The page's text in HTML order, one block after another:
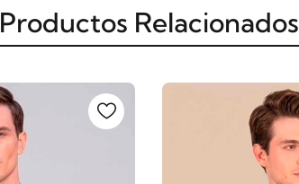
Productos Relacionados